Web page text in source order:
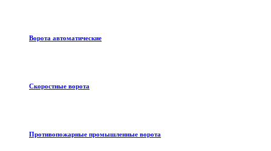
Ворота автоматические
Скоростные ворота
Противопожарные промышленные ворота